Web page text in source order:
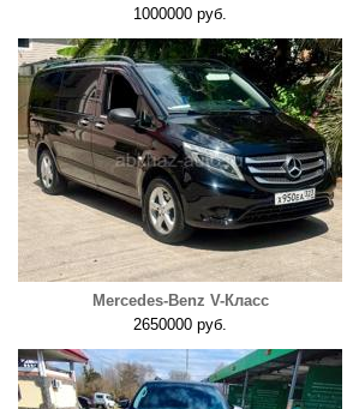
1000000 руб.
Mercedes-Benz V-Класс
2650000 руб.